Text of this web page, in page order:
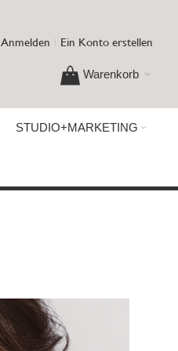
Anmelden Ein Konto erstellen
Warenkorb
STUDIO+MARKETING